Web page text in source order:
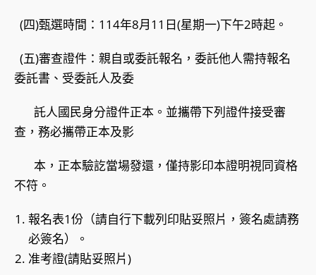
(四)甄選時間：114年8月11日(星期一)下午2時起。
(五)審查證件：親自或委託報名，委託他人需持報名
委託書、受委託人及委
託人國民身分證件正本。並攜帶下列證件接受審
查，務必攜帶正本及影
本，正本驗訖當場發還，僅持影印本證明視同資格
不符。
報名表1份（請自行下載列印貼妥照片，簽名處請務
必簽名）。
准考證(請貼妥照片)